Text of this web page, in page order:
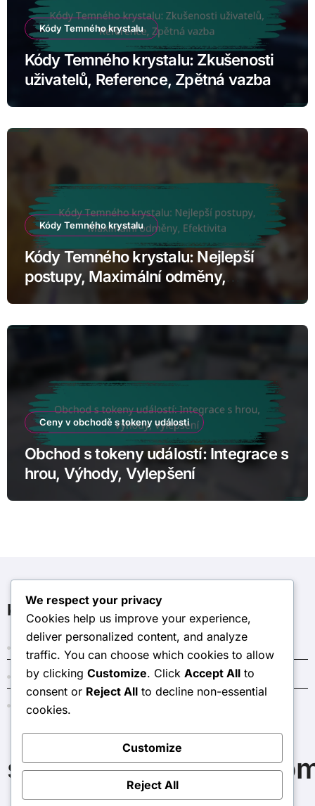
Kódy Temného krystalu
Kódy Temného krystalu: Zkušenosti
uživatelů, Reference, Zpětná vazba
Kódy Temného krystalu
Kódy Temného krystalu: Nejlepší
postupy, Maximální odměny,
Ceny v obchodě s tokeny události
Obchod s tokeny událostí: Integrace s
hrou, Výhody, Vylepšení
Kategorie
Ceny v obchodě s tokeny události
Kódy Temného krystalu
Měsíční bonusy na jízdné
We respect your privacy
Cookies help us improve your experience,
deliver personalized content, and analyze
traffic. You can choose which cookies to allow
by clicking Customize. Click Accept All to
consent or Reject All to decline non-essential
cookies.
Customize
Reject All